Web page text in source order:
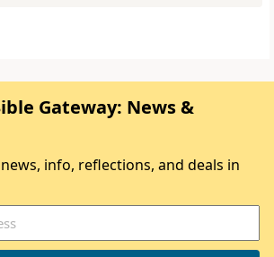
Gateway: News &
info, reflections, and deals in